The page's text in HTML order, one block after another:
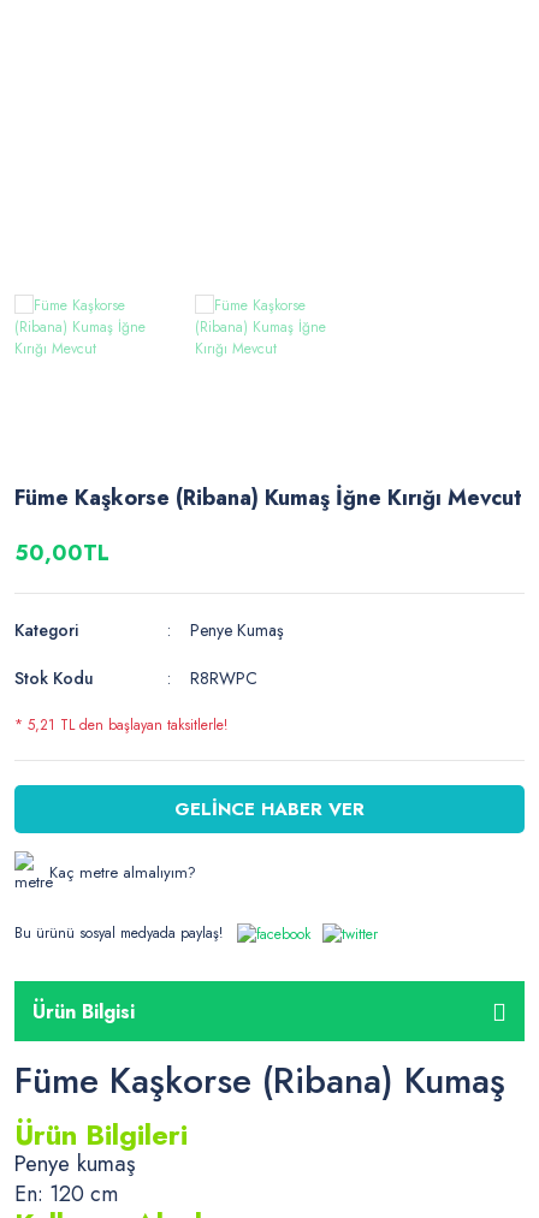
Füme Kaşkorse (Ribana) Kumaş İğne Kırığı Mevcut
50,00TL
Kategori
Penye Kumaş
Stok Kodu
R8RWPC
* 5,21 TL den başlayan taksitlerle!
GELİNCE HABER VER
Kaç metre almalıyım?
Bu ürünü sosyal medyada paylaş!
Ürün Bilgisi
Füme Kaşkorse (Ribana) Kumaş
Ürün Bilgileri
Penye kumaş
En: 120 cm